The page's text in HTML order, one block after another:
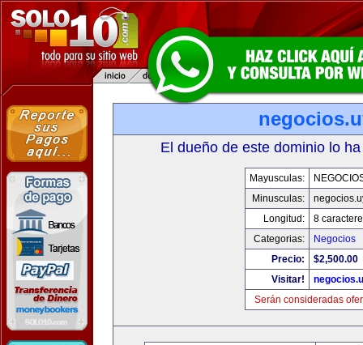
El dueño de este dominio lo
Mayusculas:
Minusculas:
Longitud:
8
Categorias:
Negocios
Precio:
$2,500.00
Visitar!
Serán consideradas